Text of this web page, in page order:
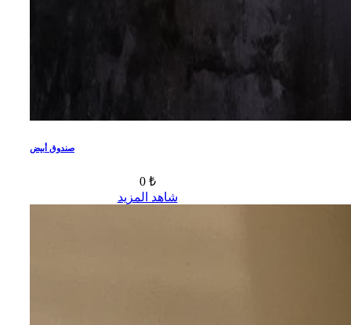
صندوق أبيض
0 ₺
شاهد المزيد